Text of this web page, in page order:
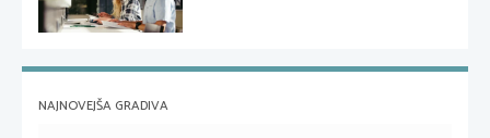
NAJNOVEJŠA GRADIVA